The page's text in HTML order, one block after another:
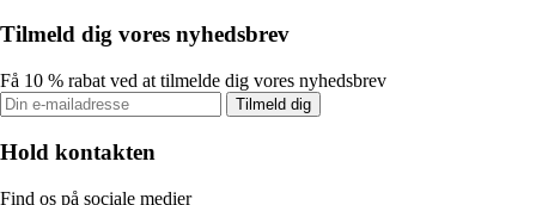
Tilmeld dig vores nyhedsbrev
Få 10 % rabat ved at tilmelde dig vores nyhedsbrev
Tilmeld dig
Hold kontakten
Find os på sociale medier